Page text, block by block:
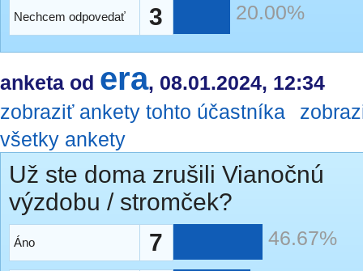
Nechcem odpovedať 3 20.00%
anketa od era, 08.01.2024, 12:34
zobraziť ankety tohto účastníka
všetky ankety
Už ste doma zrušili Vianočnú
výzdobu / stromček?
Áno 7 46.67%